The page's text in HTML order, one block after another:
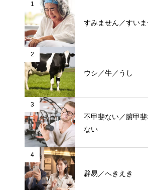
1
すみません／すいま
2
ウシ／牛／うし
3
不甲斐ない／腑甲
ない
4
辟易／へきえき